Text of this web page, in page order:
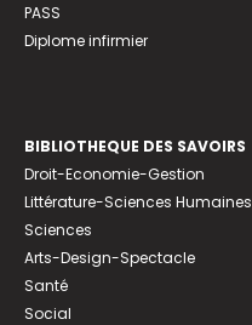
PASS
Diplome infirmier
BIBLIOTHEQUE DES SAVOIRS
Droit-Economie-Gestion
Littérature-Sciences Humaines
Sciences
Arts-Design-Spectacle
Santé
Social